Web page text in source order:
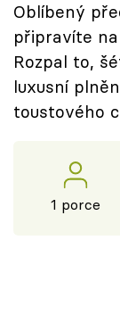
Sledujte
Přihlášení
Oblíbený
připravíte
Rozpal to,
luxusní
toustového
1 porce